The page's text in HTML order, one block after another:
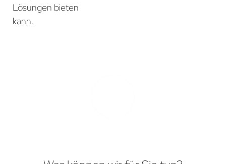
Lösungen bieten
kann.